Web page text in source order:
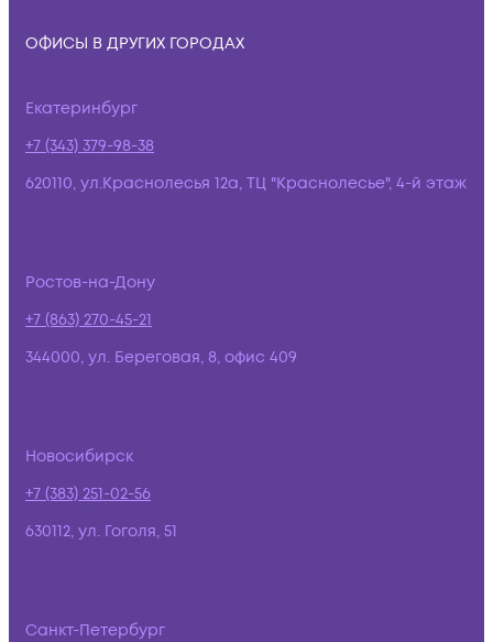
ОФИСЫ В ДРУГИХ ГОРОДАХ
Екатеринбург
+7 (343) 379-98-38
620110, ул.Краснолесья 12а, ТЦ "Краснолесье", 4-й этаж
Ростов-на-Дону
+7 (863) 270-45-21
344000, ул. Береговая, 8, офис 409
Новосибирск
+7 (383) 251-02-56
630112, ул. Гоголя, 51
Санкт-Петербург